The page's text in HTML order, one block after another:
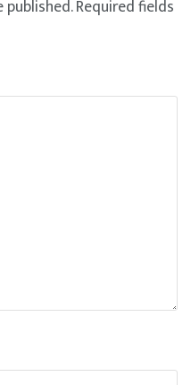
Required fields